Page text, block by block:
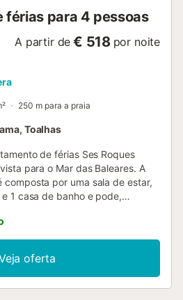
para 4 pessoas
A partir de € 518 por noite
250 m para a praia
Toalhas
de férias Ses Roques
para o Mar das Baleares. A
composta por uma sala de estar,
1 casa de banho e pode,
uma televisão, ar condicionado
em cada quarto, bem
roupa. Um berço e uma
disponíveis. Este aluguer de
privado coberto para noites
oferta